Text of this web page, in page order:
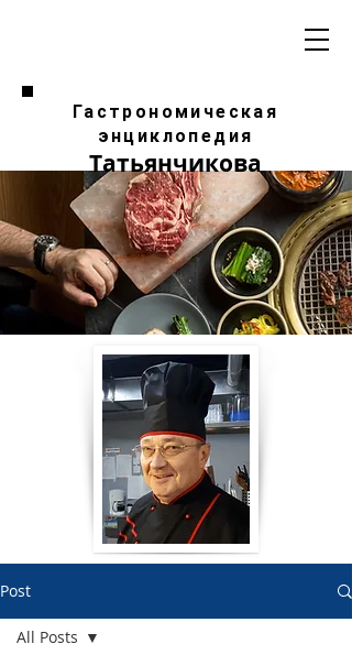
Гастрономическая
энциклопедия
Татьянчикова
Post
All Posts